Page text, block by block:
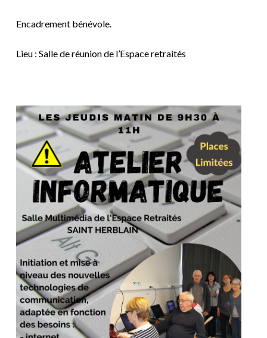
Encadrement bénévole.
Lieu : Salle de réunion de l’Espace retraités